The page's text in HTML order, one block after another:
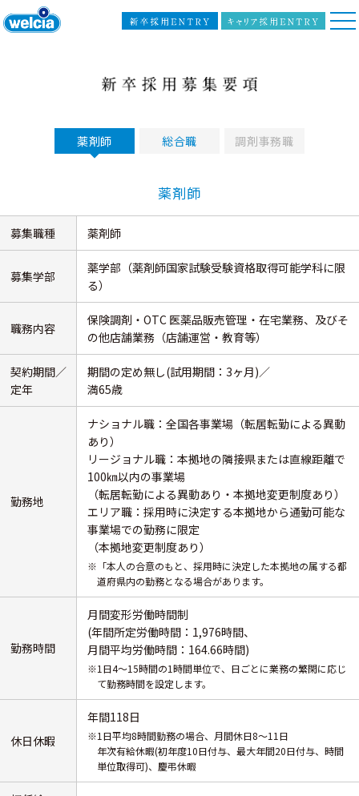
薬剤師 総合職 調剤事務職
薬剤師
募集職種 薬剤師
募集学部
薬学部（薬剤師国家試験受験資格取得可能学科に限
る）
職務内容
保険調剤・OTC 医薬品販売管理・在宅業務、及びそ
の他店舗業務（店舗運営・教育等）
契約期間／
定年
期間の定め無し(試用期間：3ヶ月)／
満65歳
勤務地
ナショナル職：全国各事業場（転居転勤による異動
あり）
リージョナル職：本拠地の隣接県または直線距離で
100㎞以内の事業場
（転居転勤による異動あり・本拠地変更制度あり）
エリア職：採用時に決定する本拠地から通勤可能な
事業場での勤務に限定
（本拠地変更制度あり）
※「本人の合意のもと、採用時に決定した本拠地の属する都
道府県内の勤務となる場合があります。
勤務時間
月間変形労働時間制
(年間所定労働時間：1,976時間、
月間平均労働時間：164.66時間)
※1日4～15時間の1時間単位で、日ごとに業務の繁閑に応じ
て勤務時間を設定します。
休日休暇
年間118日
※1日平均8時間勤務の場合、月間休日8～11日
年次有給休暇(初年度10日付与、最大年間20日付与、時間
単位取得可)、慶弔休暇